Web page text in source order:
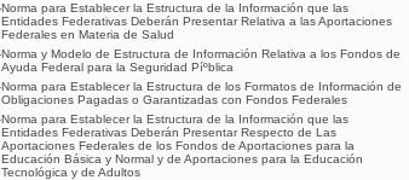
Norma para Establecer la Estructura de la Información que las
Entidades Federativas Deberán Presentar Relativa a las Aportaciones
Federales en Materia de Salud
Norma y Modelo de Estructura de Información Relativa a los Fondos de
Ayuda Federal para la Seguridad Píºblica
Norma para Establecer la Estructura de los Formatos de Información de
Obligaciones Pagadas o Garantizadas con Fondos Federales
Norma para Establecer la Estructura de la Información que las
Entidades Federativas Deberán Presentar Respecto de Las
Aportaciones Federales de los Fondos de Aportaciones para la
Educación Básica y Normal y de Aportaciones para la Educación
Tecnológica y de Adultos